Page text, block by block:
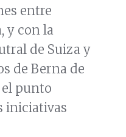
entre
y con la
de Suiza y
de Berna de
el punto
iniciativas